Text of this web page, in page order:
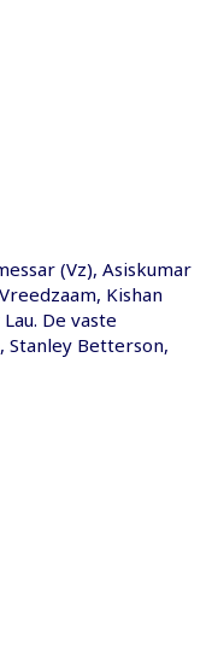
(Vz), Asiskumar
Kishan
De vaste
Stanley Betterson,